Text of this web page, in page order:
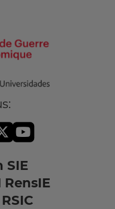
SIE
RensIE